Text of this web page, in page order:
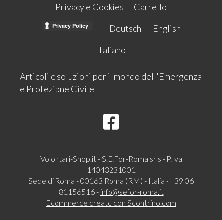
Privacy e Cookies
Carrello
Deutsch
English
Italiano
Articoli e soluzioni per il mondo dell'Emergenza
e Protezione Civile
Volontari-Shop.it - S.E.For-Roma srls - P.Iva
14043231001
Sede di Roma - 00163 Roma (RM) - Italia - +39 06
81156516 - info@sefor-roma.it
Ecommerce creato con Scontrino.com